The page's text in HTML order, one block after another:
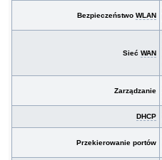
BezpieczeństwoWLAN
SiećWAN
Zarządzanie
DHCP
Przekierowanie portów